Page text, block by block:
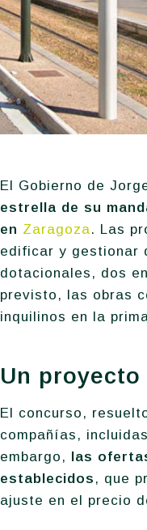
El Gobierno de
estrella de su
en Zaragoza. Las
edificar y gestionar
dotacionales, dos en
previsto, las obras
inquilinos en la
Un
El concurso,
compañías,
embargo, las
establecidos , que
ajuste en el precio